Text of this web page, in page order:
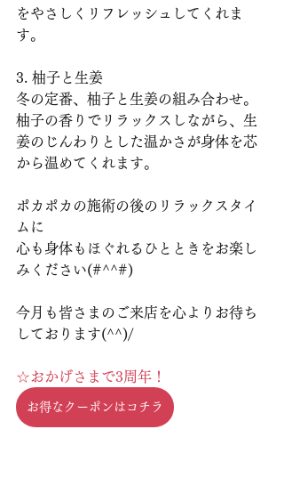
をやさしくリフレッシュしてくれま
す。
3. 柚子と生姜
冬の定番、柚子と生姜の組み合わせ。
柚子の香りでリラックスしながら、生
姜のじんわりとした温かさが身体を芯
から温めてくれます。
ポカポカの施術の後のリラックスタイ
ムに
心も身体もほぐれるひとときをお楽し
みください(#^^#)
今月も皆さまのご来店を心よりお待ち
しております(^^)/
☆おかげさまで3周年！
お得なクーポンはコチラ